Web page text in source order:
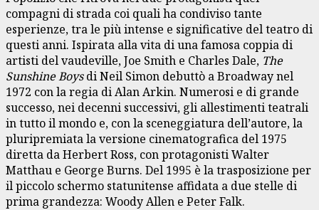
compagni di strada coi quali ha condiviso tante
esperienze, tra le più intense e significative del teatro di
questi anni. Ispirata alla vita di una famosa coppia di
artisti del vaudeville, Joe Smith e Charles Dale, The
Sunshine Boysdi Neil Simon debuttò a Broadway nel
1972 con la regia di Alan Arkin. Numerosi e di grande
successo, nei decenni successivi, gli allestimenti teatrali
in tutto il mondo e, con la sceneggiatura dell’autore, la
pluripremiata la versione cinematografica del 1975
diretta da Herbert Ross, con protagonisti Walter
Matthau e George Burns. Del 1995 è la trasposizione per
il piccolo schermo statunitense affidata a due stelle di
prima grandezza: Woody Allen e Peter Falk.